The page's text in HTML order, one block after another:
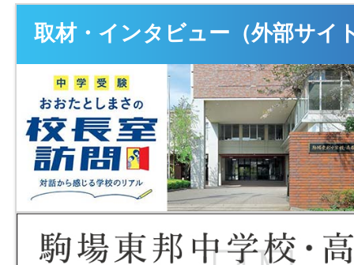
取材・インタビュー（外部サイ